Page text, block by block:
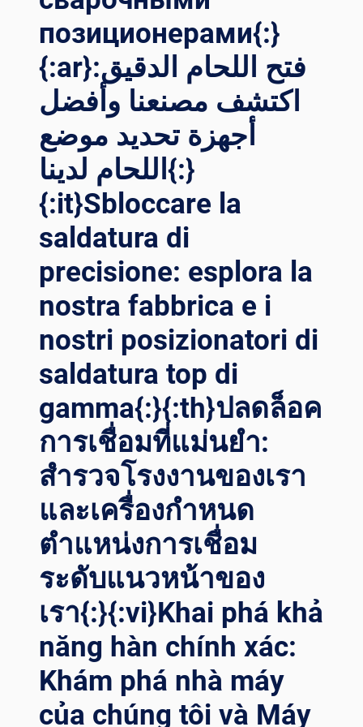
OSTRA F
ABBRICA: T
ESTIMONIAMO L
A P
RECISIONE D
OTATORI D
I S
ALDATURA I
N A
:TH}ส
ำรวจโ
รงงานข
รา: ส
ัมผัสถ
ึงค
วามแ
องก
ารเ
ชื่อมโ
ตเ
ตอร์{:}{
:VI}KHÁM P
HÁ N
HÀ M
ÁY C
HÚNG T
ÔI: C
HỨNG K
HÍNH X
ÁC C
позиционерами{:}
{:ar}فتح اللحام الدقيق:
اكتشف مصنعنا وأفضل
أجهزة تحديد موضع
اللحام لدينا{:}
{:it}Sbloccare la
saldatura di
precisione: esplora la
nostra fabbrica e i
nostri posizionatori di
saldatura top di
gamma{:}{:th}ปลดล็อค
การเชื่อมที่แม่นยำ:
สำรวจโรงงานของเรา
และเครื่องกำหนด
ตำแหน่งการเชื่อม
ระดับแนวหน้าของ
เรา{:}{:vi}Khai phá khả
năng hàn chính xác:
Khám phá nhà máy
của chúng tôi và Máy